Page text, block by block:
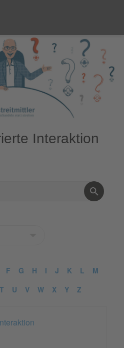
Interaktion
F G H I J K L
M
T U V W X Y Z